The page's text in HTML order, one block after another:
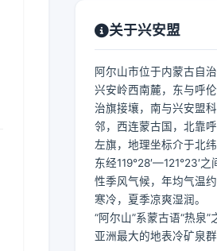
关于兴安盟
阿尔山市位于内蒙古自
兴安岭西南麓，东与呼
治旗接壤，南与兴安盟
邻，西连蒙古国，北靠
左旗，地理坐标介于北
东经119°28′—121°23′
性季风气候，年均气温
寒冷，夏季凉爽湿润。
“阿尔山”系蒙古语“热泉
亚洲最大的地表冷矿泉